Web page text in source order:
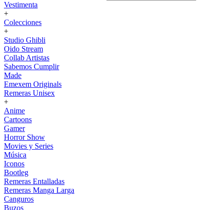
Vestimenta
+
Colecciones
+
Studio Ghibli
Oido Stream
Collab Artistas
Sabemos Cumplir
Made
Emexem Originals
Remeras Unisex
+
Anime
Cartoons
Gamer
Horror Show
Movies y Series
Música
Iconos
Bootleg
Remeras Entalladas
Remeras Manga Larga
Canguros
Buzos